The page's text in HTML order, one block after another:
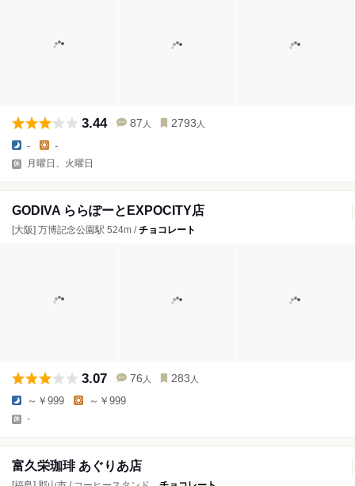
3.44 87 人 2793 人
- -
月曜日、火曜日
GODIVA ららぽーとEXPOCITY店
[大阪] 万博記念公園駅 524m /チョコレート
3.07 76 人 283 人
～￥999 ～￥999
-
富久栄珈琲 あぐりあ店